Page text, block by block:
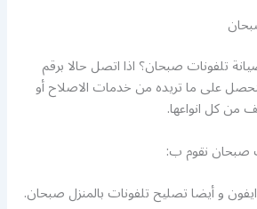
تلفونات صبحان؟ اذا اتصل حالا برقم
على ما تريده من خدمات الاصلاح أو
من كل انواعها.
صبحان نقوم ب:
و أيضا تصليح تلفونات بالمنزل صبحان.